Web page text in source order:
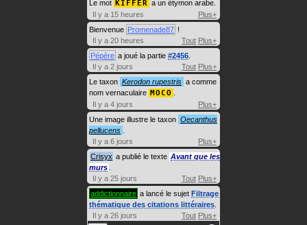
Le mot KIFFER a un étymon arabe.
Il y a 15 heures
Plus+
Bienvenue Promenade87 !
Il y a 20 heures
Tout Plus+
Pépère a joué la partie #2456
Il y a 2 jours
Tout Plus+
Le taxon Kerodon rupestris a comme
nom vernaculaire MOCO
Il y a 4 jours
Plus+
Une image illustre le taxon Oecanthus
pellucens
Il y a 6 jours
Plus+
Crisyx a publié le texte Avant que les
murs
Il y a 25 jours
Tout Plus+
addictionnaire a lancé le sujet Filtrage
thématique des citations littéraires
Il y a 26 jours
Tout Plus+